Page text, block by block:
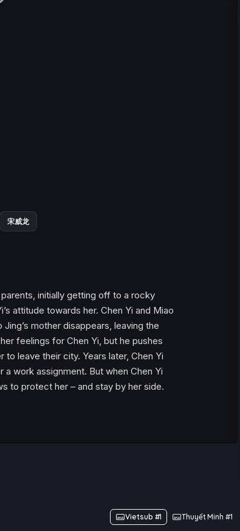
宋威龙
initially getting off to a rocky
attitude towards her. Chen Yi and Miao
mother disappears, leaving the
feelings for Chen Yi, but he pushes
leave their city. Years later, Chen Yi
a work assignment. But when Chen Yi
to protect her – and stay by her side.
Vietsub #1 Thuyết Minh #1